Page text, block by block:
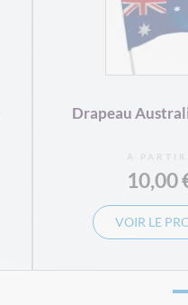
Drapeau
À PARTIR
10,00
VOIR LE